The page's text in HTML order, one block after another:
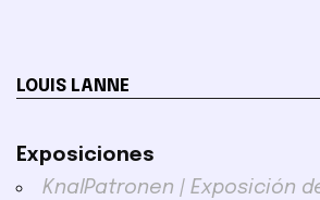
LOUIS LANNE
Exposiciones
KnalPatronen | Exposición